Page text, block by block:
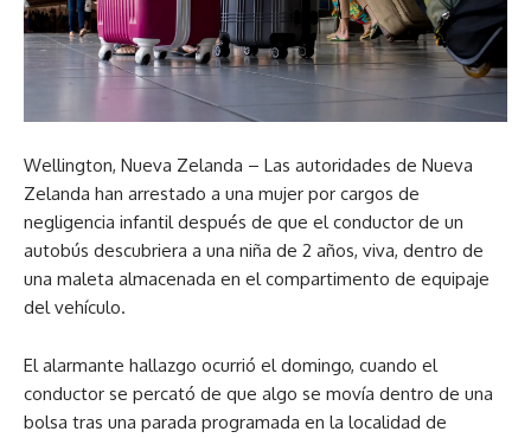
Wellington, Nueva Zelanda – Las autoridades de Nueva
Zelanda han arrestado a una mujer por cargos de
negligencia infantil después de que el conductor de un
autobús descubriera a una niña de 2 años, viva, dentro de
una maleta almacenada en el compartimento de equipaje
del vehículo.
El alarmante hallazgo ocurrió el domingo, cuando el
conductor se percató de que algo se movía dentro de una
bolsa tras una parada programada en la localidad de